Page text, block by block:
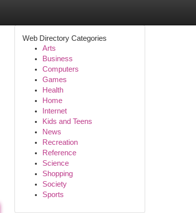
Web Directory Categories
Arts
Business
Computers
Games
Health
Home
Internet
Kids and Teens
News
Recreation
Reference
Science
Shopping
Society
Sports